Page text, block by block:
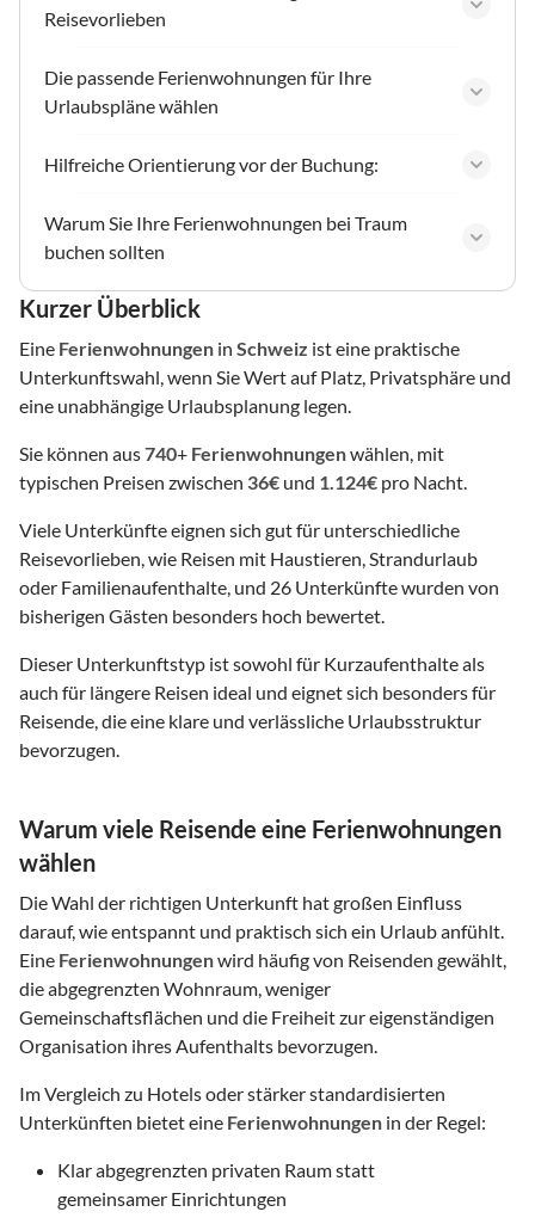
Reisevorlieben
Die passende Ferienwohnungen für Ihre
Urlaubspläne wählen
Hilfreiche Orientierung vor der Buchung:
Warum Sie Ihre Ferienwohnungen bei Traum
buchen sollten
Kurzer Überblick
Eine Ferienwohnungen in Schweiz ist eine praktische
Unterkunftswahl, wenn Sie Wert auf Platz, Privatsphäre und
eine unabhängige Urlaubsplanung legen.
Sie können aus740+ Ferienwohnungenwählen, mit
typischen Preisen zwischen 36€ und 1.124€ pro Nacht.
Viele Unterkünfte eignen sich gut für unterschiedliche
Reisevorlieben, wie Reisen mit Haustieren, Strandurlaub
oder Familienaufenthalte, und 26 Unterkünfte wurden von
bisherigen Gästen besonders hoch bewertet.
Dieser Unterkunftstyp ist sowohl für Kurzaufenthalte als
auch für längere Reisen ideal und eignet sich besonders für
Reisende, die eine klare und verlässliche Urlaubsstruktur
bevorzugen.
Warum viele Reisende eine Ferienwohnungen
wählen
Die Wahl der richtigen Unterkunft hat großen Einfluss
darauf, wie entspannt und praktisch sich ein Urlaub anfühlt.
Eine Ferienwohnungenwird häufig von Reisenden gewählt,
die abgegrenzten Wohnraum, weniger
Gemeinschaftsflächen und die Freiheit zur eigenständigen
Organisation ihres Aufenthalts bevorzugen.
Im Vergleich zu Hotels oder stärker standardisierten
Unterkünften bietet eine Ferienwohnungen in der Regel:
Klar abgegrenzten privaten Raum statt
gemeinsamer Einrichtungen